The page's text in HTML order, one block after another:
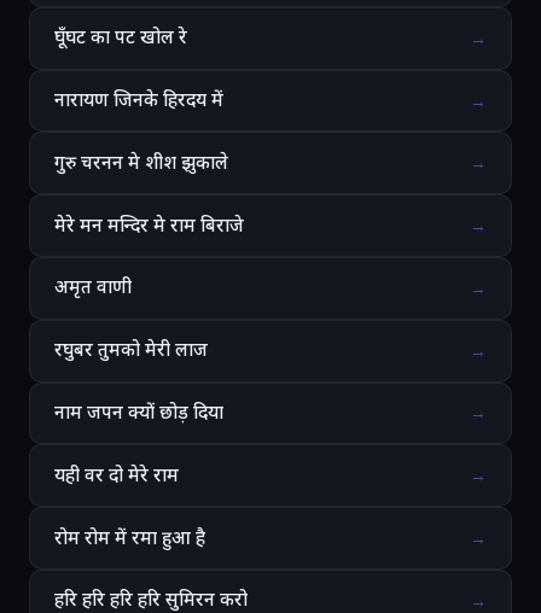
घूँघट का पट खोल रे →
नारायण जिनके हिरदय में →
गुरु चरनन मे शीश झुकाले →
मेरे मन मन्दिर मे राम बिराजे →
अमृत वाणी →
रघुबर तुमको मेरी लाज →
नाम जपन क्यों छोड़ दिया →
यही वर दो मेरे राम →
रोम रोम में रमा हुआ है →
हरि हरि हरि हरि सुमिरन करो →